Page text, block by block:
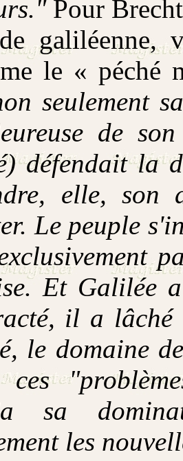
Pour
galiléenne,
le «
seulement
de
défendait la
elle, son
Le peuple
Et Galilée
il a lâché
le domaine
ces
sa
les